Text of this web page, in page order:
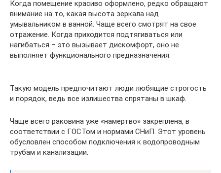
Когда помещение красиво оформлено, редко обращают
внимание на то, какая высота зеркала над
умывальником в ванной. Чаще всего смотрят на свое
отражение. Когда приходится подтягиваться или
нагибаться – это вызывает дискомфорт, оно не
выполняет функционального предназначения.
Такую модель предпочитают люди любящие строгость
и порядок, ведь все излишества спрятаны в шкаф.
Чаще всего раковина уже «намертво» закреплена, в
соответствии с ГОСТом и нормами СНиП. Этот уровень
обусловлен способом подключения к водопроводным
трубам и канализации.